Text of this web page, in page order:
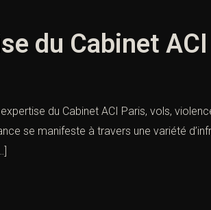
du Cabinet
du Cabinet ACI Paris, vols,
se manifeste à travers une variété